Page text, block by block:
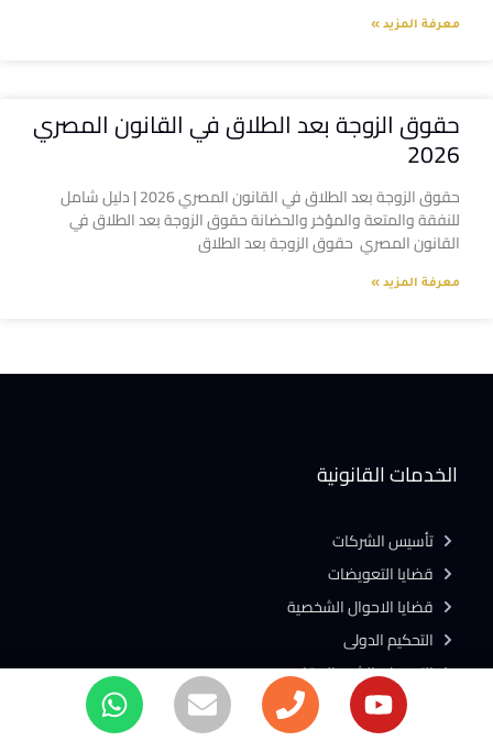
معرفة المزيد »
حقوق الزوجة بعد الطلاق في القانون المصري
2026
حقوق الزوجة بعد الطلاق في القانون المصري 2026 | دليل شامل
للنفقة والمتعة والمؤخر والحضانة حقوق الزوجة بعد الطلاق في
القانون المصري حقوق الزوجة بعد الطلاق
معرفة المزيد »
الخدمات القانونية
تأسيس الشركات
قضايا التعويضات
قضايا الاحوال الشخصية
التحكيم الدولى
التسجيل بالشهر العقارى